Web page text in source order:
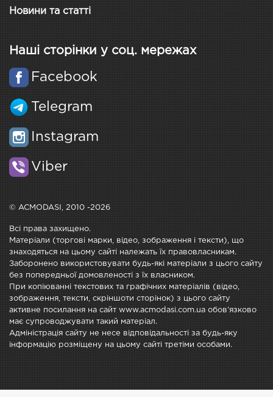
Новини та статті
Наші сторінки у соц. мережах
Facebook
Telegram
Instagram
Viber
© ACMODASI, 2010 -2026
Всі права захищено.
Матеріали (торгові марки, відео, зображення і тексти), що
знаходяться на цьому сайті належать їх правовласникам.
Заборонено використовувати будь-які матеріали з цього сайту
без попередньої домовленості з їх власником.
При копіюванні текстових та графічних матеріалів (відео,
зображення, тексти, скріншоти сторінок) з цього сайту
активне посилання на сайт www.acmodasi.com.ua обов'язково
має супроводжувати такий матеріал.
Адміністрація сайту не несе відповідальності за будь-яку
інформацію розміщену на цьому сайті третіми особами.